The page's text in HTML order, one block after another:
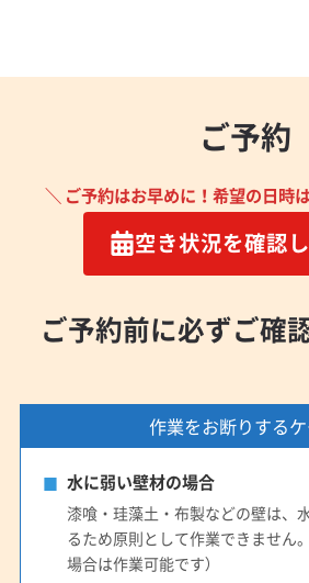
ご予約
＼ ご予約はお早めに！希望の日時
空き状況を確認
ご予約前に必ずご確
作業をお断りする
水に弱い壁材の場合
漆喰・珪藻土・布製などの壁は、
るため原則として作業できません
場合は作業可能です）